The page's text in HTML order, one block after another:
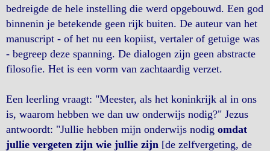
bedreigde de hele instelling die werd opgebouwd. Een god
binnenin je betekende geen rijk buiten. De auteur van het
manuscript - of het nu een kopiist, vertaler of getuige was
- begreep deze spanning. De dialogen zijn geen abstracte
filosofie. Het is een vorm van zachtaardig verzet.
Een leerling vraagt: "Meester, als het koninkrijk al in ons
is, waarom hebben we dan uw onderwijs nodig?" Jezus
antwoordt: "Jullie hebben mijn onderwijs nodig omdat
jullie vergeten zijn wie jullie zijn [de zelfvergeting, de